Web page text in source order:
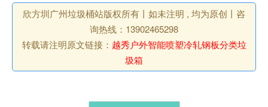
欣方圳广州垃圾桶站版权所有丨如未注明 , 均为原创丨咨
询热线：13902465298
转载请注明原文链接： 越秀户外智能喷塑冷轧钢板分类垃
圾箱